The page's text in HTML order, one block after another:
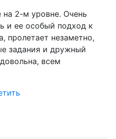
2-м уровне. Очень
и ее особый подход к
пролетает незаметно,
задания и дружный
всем